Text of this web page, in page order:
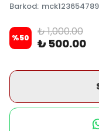
Barkod: mck123654789
%50 ₺ 1,000.00
₺ 500.00